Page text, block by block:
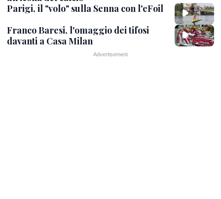
Parigi, il "volo" sulla Senna con l'eFoil
Franco Baresi, l'omaggio dei tifosi
davanti a Casa Milan